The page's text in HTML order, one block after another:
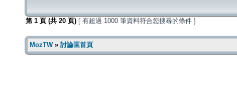
第 1 頁 (共 20 頁) [ 有超過 1000 筆資料符合您搜尋的條件 ]
MozTW» 討論區首頁